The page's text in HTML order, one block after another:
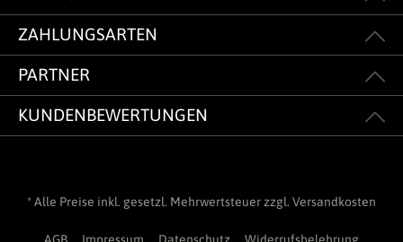
ZAHLUNGSARTEN
PARTNER
KUNDENBEWERTUNGEN
* Alle Preise inkl. gesetzl. Mehrwertsteuer zzgl. Versandkosten